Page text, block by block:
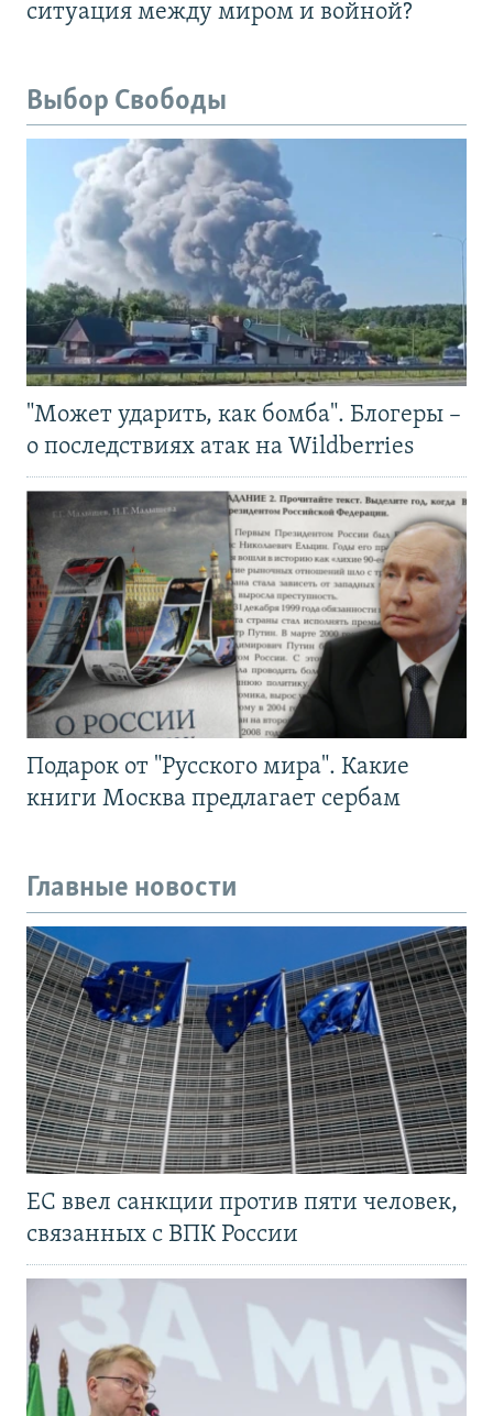
ситуация между миром и войной?
Выбор Свободы
"Может ударить, как бомба". Блогеры –
о последствиях атак на Wildberries
Подарок от "Русского мира". Какие
книги Москва предлагает сербам
Главные новости
ЕС ввел санкции против пяти человек,
связанных с ВПК России